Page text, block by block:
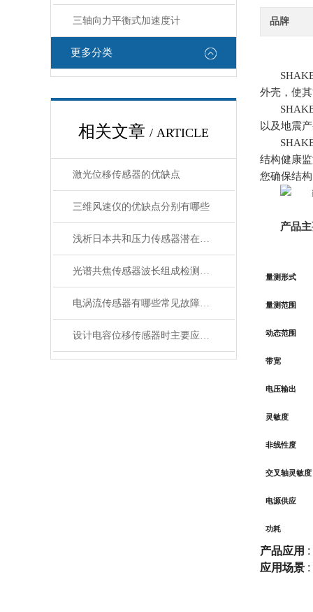
三轴向力平衡式加速度计
更多分类
相关文章 / ARTICLE
激光位移传感器的优缺点
三维风速仪的优缺点分别有哪些
浅析日本共和压力传感器潜在的几类误差
光谱共焦传感器波长组成检测工具
电涡流传感器有哪些常见故障处理
设计电容位移传感器时主要应考虑那几方面因素？
品牌
外壳，使
以及地震
结构健康
您确保结
产品主
量测形式
量测范围
动态范围
带宽
电压输出
灵敏度
非线性度
交叉轴灵敏度
电源供应
功耗
产品应用 :
应用场景 :